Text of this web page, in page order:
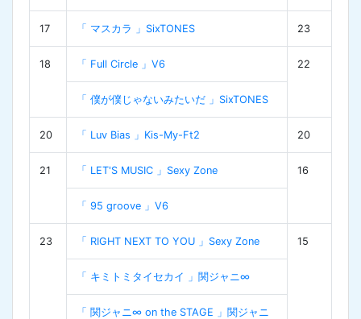
17 「 マスカラ 」SixTONES 23
18 「 Full Circle 」V6 22
「 僕が僕じゃないみたいだ 」SixTONES
20 「 Luv Bias 」Kis-My-Ft2 20
21 「 LET'S MUSIC 」Sexy Zone 16
「 95 groove 」V6
23 「 RIGHT NEXT TO YOU 」Sexy Zone 15
「 キミトミタイセカイ 」関ジャニ∞
「 関ジャニ∞ on the STAGE 」関ジャニ